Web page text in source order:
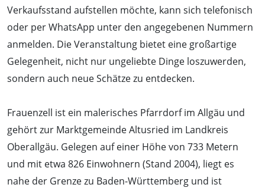
Verkaufsstand aufstellen möchte, kann sich telefonisch
oder per WhatsApp unter den angegebenen Nummern
anmelden. Die Veranstaltung bietet eine großartige
Gelegenheit, nicht nur ungeliebte Dinge loszuwerden,
sondern auch neue Schätze zu entdecken.
Frauenzell ist ein malerisches Pfarrdorf im Allgäu und
gehört zur Marktgemeinde Altusried im Landkreis
Oberallgäu. Gelegen auf einer Höhe von 733 Metern
und mit etwa 826 Einwohnern (Stand 2004), liegt es
nahe der Grenze zu Baden-Württemberg und ist